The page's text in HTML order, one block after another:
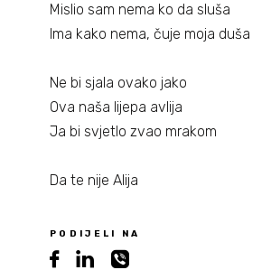
Mislio sam nema ko da sluša
Ima kako nema, čuje moja duša
Ne bi sjala ovako jako
Ova naša lijepa avlija
Ja bi svjetlo zvao mrakom
Da te nije Alija
PODIJELI NA